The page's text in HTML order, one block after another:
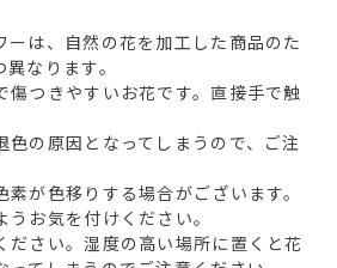
ーは、自然の花を加工した商品のた
なります。
傷つきやすいお花です。直接手で触
色の原因となってしまうので、ご注
素が色移りする場合がございます。
お気を付けください。
ださい。湿度の高い場所に置くと花